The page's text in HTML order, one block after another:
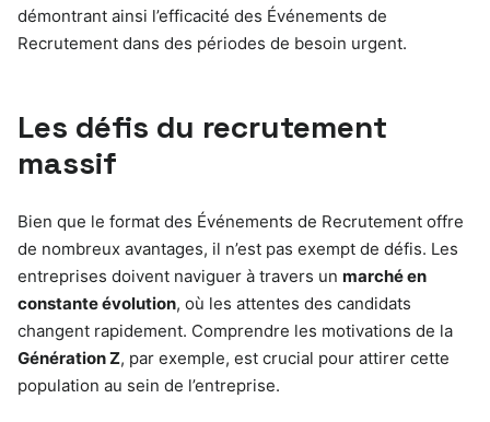
démontrant ainsi l’efficacité des Événements de
Recrutement dans des périodes de besoin urgent.
Les défis du recrutement
massif
Bien que le format des Événements de Recrutement offre
de nombreux avantages, il n’est pas exempt de défis. Les
entreprises doivent naviguer à travers un marché en
constante évolution, où les attentes des candidats
changent rapidement. Comprendre les motivations de la
Génération Z, par exemple, est crucial pour attirer cette
population au sein de l’entreprise.